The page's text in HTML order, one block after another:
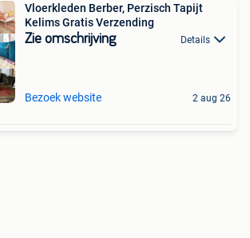
Vloerkleden Berber, Perzisch Tapijt
Kelims Gratis Verzending
Zie omschrijving Details
Bezoek website 2 aug 26